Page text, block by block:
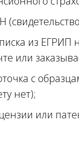
из ЕГРИП
или
с
нет);
или